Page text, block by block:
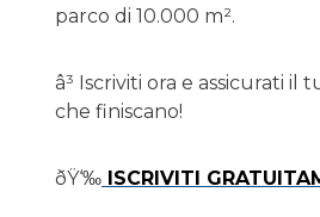
parco di 10.000 m².
â³ Iscriviti ora e assicurati il
che finiscano!
ðŸ‘‰ ISCRIVITI